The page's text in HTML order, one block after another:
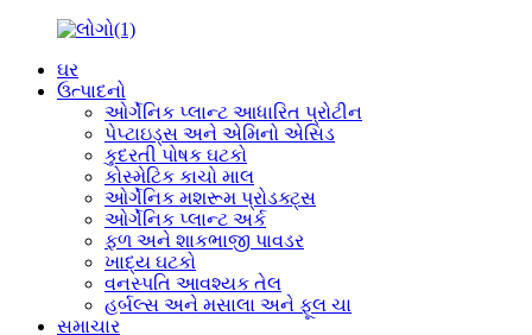
ઘર
ઉત્પાદનો
ઓર્ગેનિક પ્લાન્ટ આધારિત પ્રોટીન
પેપ્ટાઇડ્સ અને એમિનો એસિડ
કુદરતી પોષક ઘટકો
કોસ્મેટિક કાચો માલ
ઓર્ગેનિક મશરૂમ પ્રોડક્ટ્સ
ઓર્ગેનિક પ્લાન્ટ અર્ક
ફળ અને શાકભાજી પાવડર
ખાદ્ય ઘટકો
વનસ્પતિ આવશ્યક તેલ
હર્બલ્સ અને મસાલા અને ફૂલ ચા
સમાચાર